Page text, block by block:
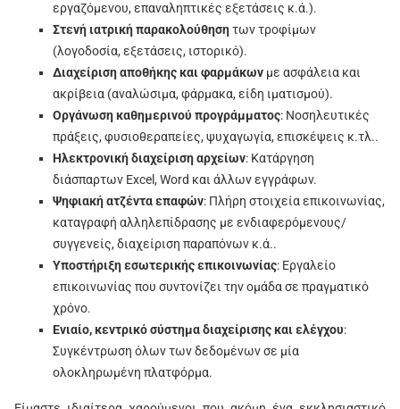
εργαζόμενου, επαναληπτικές εξετάσεις κ.ά.).
Στενή ιατρική παρακολούθησητων τροφίμων
(λογοδοσία, εξετάσεις, ιστορικό).
Διαχείριση αποθήκης και φαρμάκων με ασφάλεια και
ακρίβεια (αναλώσιμα, φάρμακα, είδη ιματισμού).
Οργάνωση καθημερινού προγράμματος: Νοσηλευτικές
πράξεις, φυσιοθεραπείες, ψυχαγωγία, επισκέψεις κ.τλ..
Ηλεκτρονική διαχείριση αρχείων: Κατάργηση
διάσπαρτων Excel, Word και άλλων εγγράφων.
Ψηφιακή ατζέντα επαφών: Πλήρη στοιχεία επικοινωνίας,
καταγραφή αλληλεπίδρασης με ενδιαφερόμενους/
συγγενείς, διαχείριση παραπόνων κ.ά..
Υποστήριξη εσωτερικής επικοινωνίας: Εργαλείο
επικοινωνίας που συντονίζει την ομάδα σε πραγματικό
χρόνο.
Ενιαίο, κεντρικό σύστημα διαχείρισης και ελέγχου:
Συγκέντρωση όλων των δεδομένων σε μία
ολοκληρωμένη πλατφόρμα.